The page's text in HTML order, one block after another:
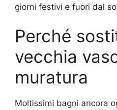
giorni festivi e fuori dal
Perché
vecchia
muratura
Moltissimi bagni ancora